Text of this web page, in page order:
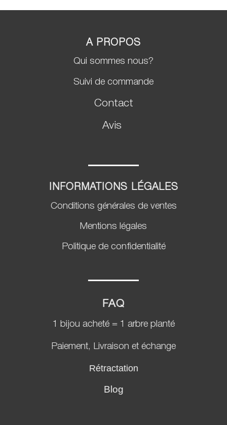
A PROPOS
Qui sommes nous?
Suivi de commande
Contact
Avis
INFORMATIONS LÉGALES
Conditions générales de ventes
Mentions légales
Politique de confidentialité
FAQ
1 bijou acheté = 1 arbre planté
Paiement, Livraison et échange
Rétractation
Blog